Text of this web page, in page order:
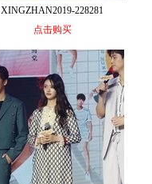
XINGZHAN2019-228281
点击购买